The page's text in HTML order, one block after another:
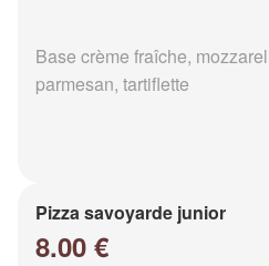
Base crème fraîche,
parmesan, tartiflette
Pizza savoyarde junior
8.00 €